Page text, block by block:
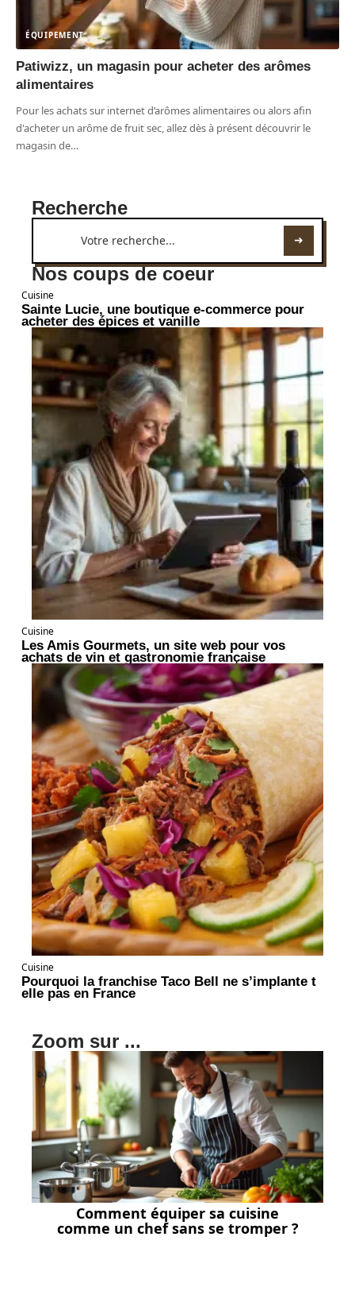
ÉQUIPEMENT
Patiwizz, un magasin pour acheter des arômes
alimentaires
Pour les achats sur internet d’arômes alimentaires ou alors afin
d'acheter un arôme de fruit sec, allez dès à présent découvrir le
magasin de…
Recherche
Nos coups de coeur
Cuisine
Sainte Lucie, une boutique e-commerce pour
acheter des épices et vanille
Cuisine
Les Amis Gourmets, un site web pour vos
achats de vin et gastronomie française
Cuisine
Pourquoi la franchise Taco Bell ne s’implante t
elle pas en France
Zoom sur ...
Comment équiper sa cuisine
comme un chef sans se tromper ?